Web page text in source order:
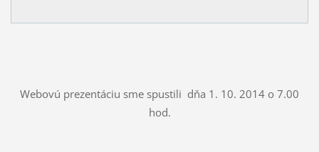
Webovú prezentáciu sme spustili dňa 1. 10. 2014 o 7.00
hod.